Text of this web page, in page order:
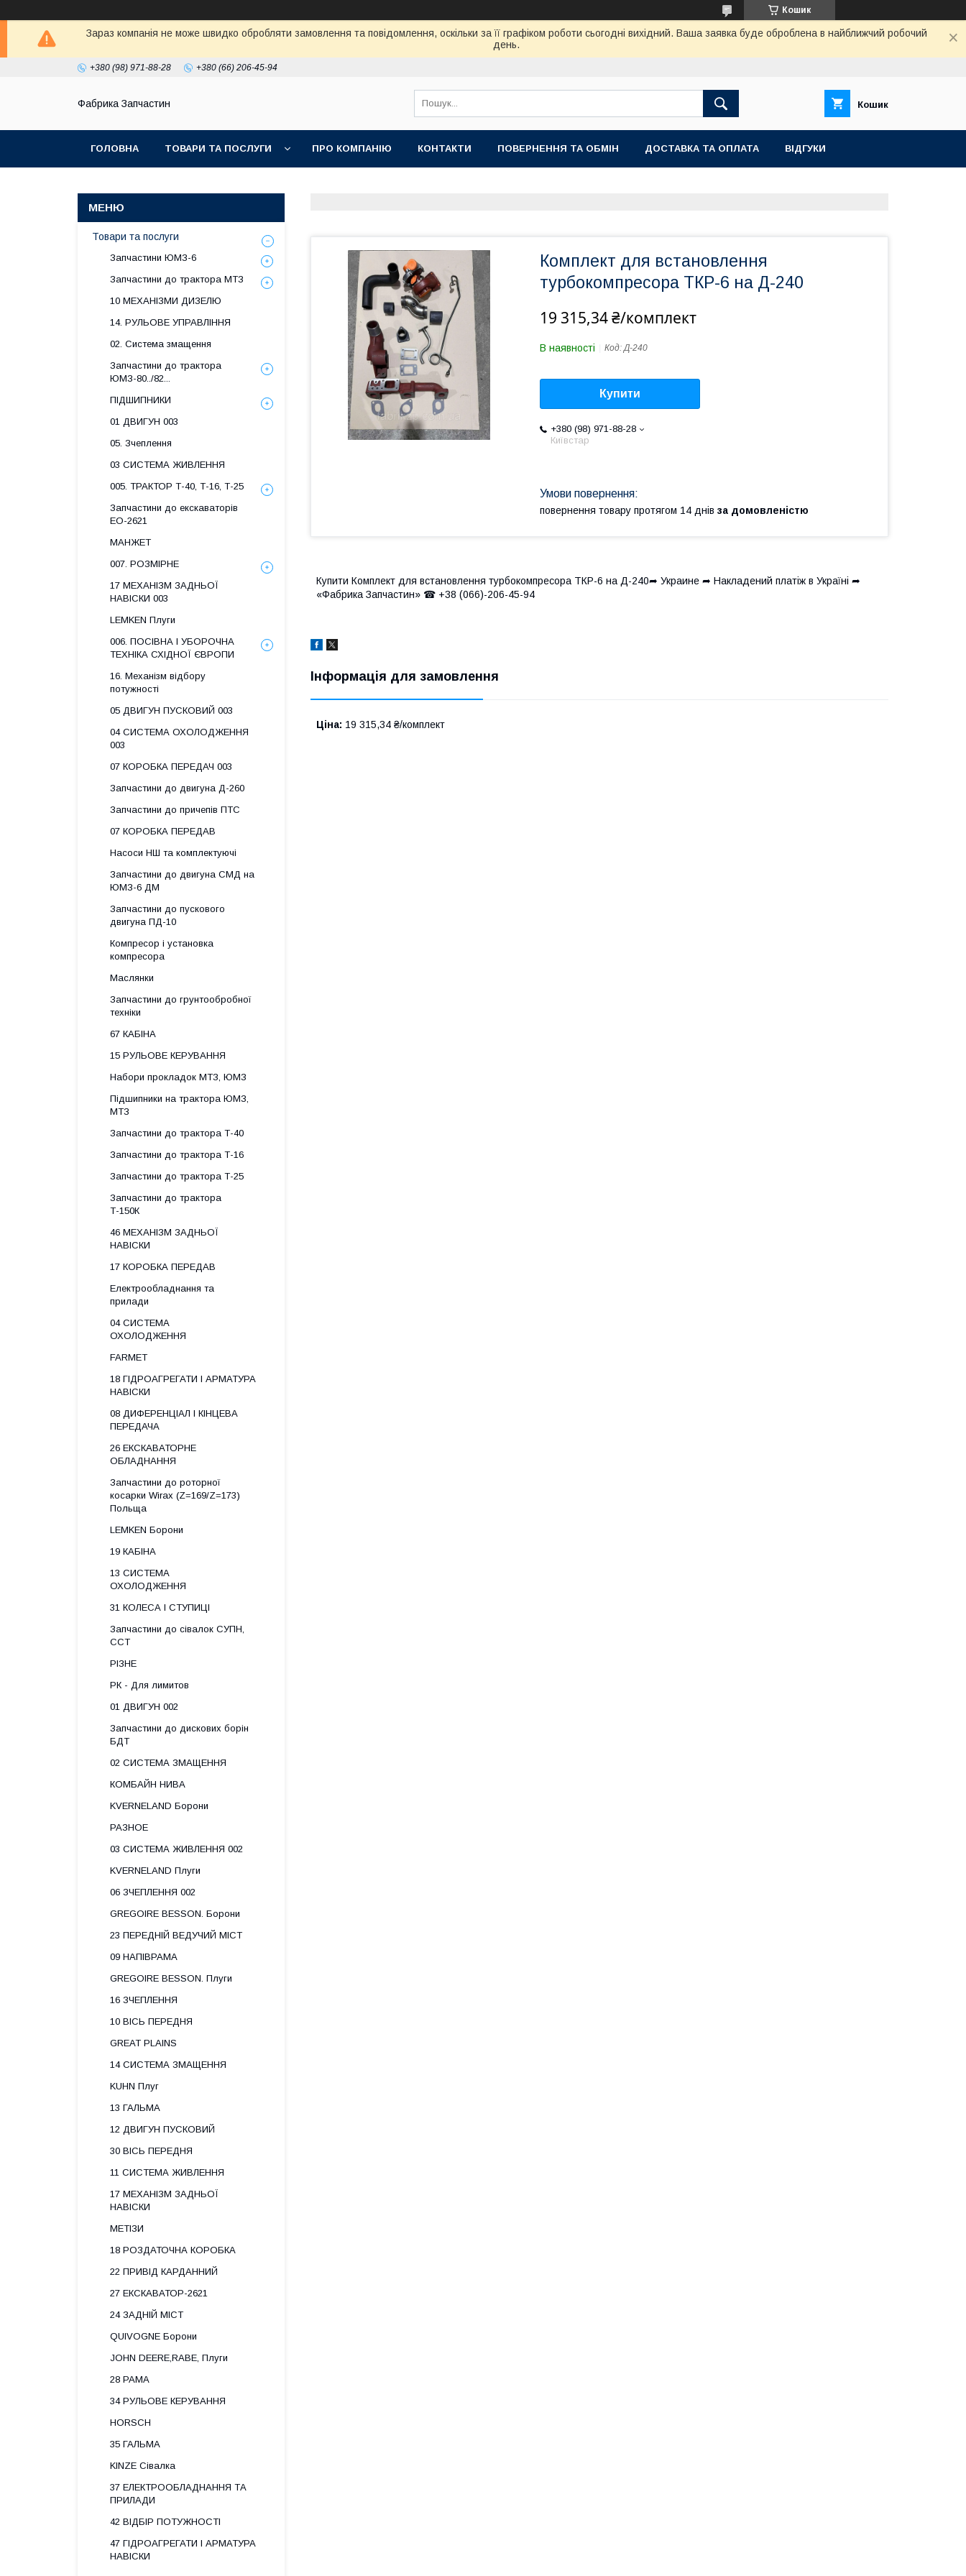
Кошик
Зараз компанія не може швидко обробляти замовлення та повідомлення, оскільки за її графіком роботи сьогодні вихідний. Ваша заявка буде оброблена в найближчий робочий
день.
+380 (98) 971-88-28 +380 (66) 206-45-94
Фабрика Запчастин Кошик
ГОЛОВНА ТОВАРИ ТА ПОСЛУГИ ПРО КОМПАНІЮ КОНТАКТИ ПОВЕРНЕННЯ ТА ОБМІН ДОСТАВКА ТА ОПЛАТА ВІДГУКИ
Комплект для встановлення
турбокомпресора ТКР-6 на Д-240
19 315,34 ₴/комплект
В наявності Код:Д-240
Купити
+380 (98) 971-88-28
Київстар
повернення товару протягом 14 днів за домовленістю
Купити Комплект для встановлення турбокомпресора ТКР-6 на Д-240➦ Украине ➦ Накладений платіж в Україні ➦
«Фабрика Запчастин» ☎ +38 (066)-206-45-94
Інформація для замовлення
Ціна: 19 315,34 ₴/комплект
Товари та послуги
Запчастини ЮМЗ-6
Запчастини до трактора МТЗ
10 МЕХАНІЗМИ ДИЗЕЛЮ
14. РУЛЬОВЕ УПРАВЛІННЯ
02. Система змащення
Запчастини до трактора
ЮМЗ-80../82...
ПІДШИПНИКИ
01 ДВИГУН 003
05. Зчеплення
03 СИСТЕМА ЖИВЛЕННЯ
005. ТРАКТОР Т-40, Т-16, Т-25
Запчастини до екскаваторів
ЕО-2621
МАНЖЕТ
007. РОЗМІРНЕ
17 МЕХАНІЗМ ЗАДНЬОЇ
НАВІСКИ 003
LEMKEN Плуги
006. ПОСІВНА І УБОРОЧНА
ТЕХНІКА СХІДНОЇ ЄВРОПИ
16. Механізм відбору
потужності
05 ДВИГУН ПУСКОВИЙ 003
04 СИСТЕМА ОХОЛОДЖЕННЯ
003
07 КОРОБКА ПЕРЕДАЧ 003
Запчастини до двигуна Д-260
Запчастини до причепів ПТС
07 КОРОБКА ПЕРЕДАВ
Насоси НШ та комплектуючі
Запчастини до двигуна СМД на
ЮМЗ-6 ДМ
Запчастини до пускового
двигуна ПД-10
Компресор і установка
компресора
Маслянки
Запчастини до грунтообробної
техніки
67 КАБІНА
15 РУЛЬОВЕ КЕРУВАННЯ
Набори прокладок МТЗ, ЮМЗ
Підшипники на трактора ЮМЗ,
МТЗ
Запчастини до трактора Т-40
Запчастини до трактора Т-16
Запчастини до трактора Т-25
Запчастини до трактора
Т-150К
46 МЕХАНІЗМ ЗАДНЬОЇ
НАВІСКИ
17 КОРОБКА ПЕРЕДАВ
Електрообладнання та
прилади
04 СИСТЕМА
ОХОЛОДЖЕННЯ
FARMET
18 ГІДРОАГРЕГАТИ І АРМАТУРА
НАВІСКИ
08 ДИФЕРЕНЦІАЛ І КІНЦЕВА
ПЕРЕДАЧА
26 ЕКСКАВАТОРНЕ
ОБЛАДНАННЯ
Запчастини до роторної
косарки Wirax (Z=169/Z=173)
Польща
LEMKEN Борони
19 КАБІНА
13 СИСТЕМА
ОХОЛОДЖЕННЯ
31 КОЛЕСА І СТУПИЦІ
Запчастини до сівалок СУПН,
ССТ
РІЗНЕ
РК - Для лимитов
01 ДВИГУН 002
Запчастини до дискових борін
БДТ
02 СИСТЕМА ЗМАЩЕННЯ
КОМБАЙН НИВА
KVERNELAND Борони
РАЗНОЕ
03 СИСТЕМА ЖИВЛЕННЯ 002
KVERNELAND Плуги
06 ЗЧЕПЛЕННЯ 002
GREGOIRE BESSON. Борони
23 ПЕРЕДНІЙ ВЕДУЧИЙ МІСТ
09 НАПІВРАМА
GREGOIRE BESSON. Плуги
16 ЗЧЕПЛЕННЯ
10 ВІСЬ ПЕРЕДНЯ
GREAT PLAINS
14 СИСТЕМА ЗМАЩЕННЯ
KUHN Плуг
13 ГАЛЬМА
12 ДВИГУН ПУСКОВИЙ
30 ВІСЬ ПЕРЕДНЯ
11 СИСТЕМА ЖИВЛЕННЯ
17 МЕХАНІЗМ ЗАДНЬОЇ
НАВІСКИ
МЕТІЗИ
18 РОЗДАТОЧНА КОРОБКА
22 ПРИВІД КАРДАННИЙ
27 ЕКСКАВАТОР-2621
24 ЗАДНІЙ МІСТ
QUIVOGNE Борони
JOHN DEERE,RABE, Плуги
28 РАМА
34 РУЛЬОВЕ КЕРУВАННЯ
HORSCH
35 ГАЛЬМА
KINZE Сівалка
37 ЕЛЕКТРООБЛАДНАННЯ ТА
ПРИЛАДИ
42 ВІДБІР ПОТУЖНОСТІ
47 ГІДРОАГРЕГАТИ І АРМАТУРА
НАВІСКИ